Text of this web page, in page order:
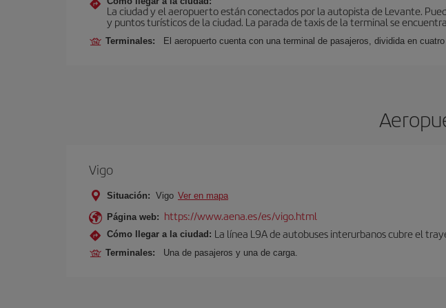
La ciudad y el aeropuerto están conectados por la autopista de Levante.
y puntos turísticos de la ciudad. La parada de taxis de la terminal se
Terminales: El aeropuerto cuenta con una terminal de pasajeros, dividida en
Vigo
Situación: Vigo Ver en mapa
Página web: https://www.aena.es/es/vigo.html
Cómo llegar a la ciudad: La línea L9A de autobuses interurbanos cubre el
Terminales: Una de pasajeros y una de carga.